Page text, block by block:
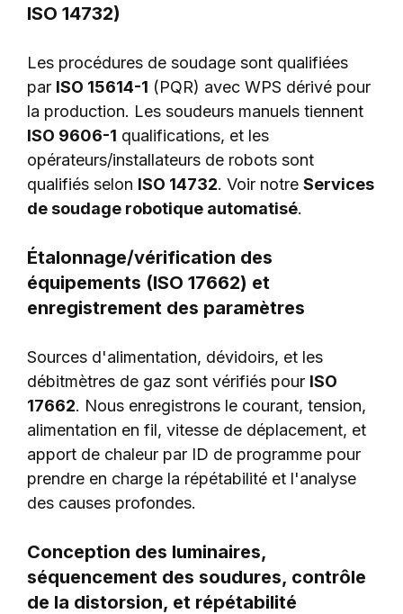
ISO 14732)
Les procédures de soudage sont qualifiées
par ISO 15614-1 (PQR) avec WPS dérivé pour
la production. Les soudeurs manuels tiennent
ISO 9606-1 qualifications, et les
opérateurs/installateurs de robots sont
qualifiés selon ISO 14732. Voir notre Services
de soudage robotique automatisé.
Étalonnage/vérification des
équipements (ISO 17662) et
enregistrement des paramètres
Sources d'alimentation, dévidoirs, et les
débitmètres de gaz sont vérifiés pour ISO
17662. Nous enregistrons le courant, tension,
alimentation en fil, vitesse de déplacement, et
apport de chaleur par ID de programme pour
prendre en charge la répétabilité et l'analyse
des causes profondes.
Conception des luminaires,
séquencement des soudures, contrôle
de la distorsion, et répétabilité